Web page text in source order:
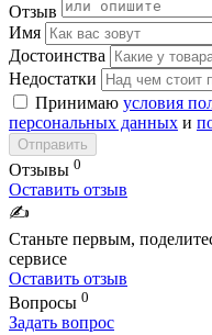
Отзыв
Имя
Достоинства
Недостатки
Принимаю условия
персональных данных и
Отправить
Отзывы 0
Оставить отзыв
✍️
Станьте первым,
сервисе
Оставить отзыв
Вопросы 0
Задать вопрос